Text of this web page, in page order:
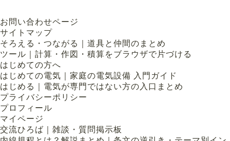
お問い合わせページ
サイトマップ
そろえる・つながる｜道具と仲間のまとめ
ツール｜計算・作図・積算をブラウザで片づける
はじめての方へ
はじめての電気｜家庭の電気設備 入門ガイド
はじめる｜電気が専門ではない方の入口まとめ
プライバシーポリシー
プロフィール
マイページ
交流ひろば｜雑談・質問掲示板